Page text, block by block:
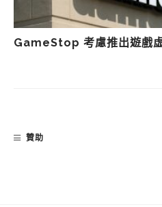
GameStop 考慮推出遊戲
贊助